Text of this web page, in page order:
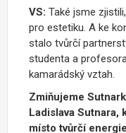
VS: Také jsme
pro estetiku. A ke
stalo tvůrčí
studenta a
kamarádský vztah.
Zmiňujeme
Ladislava Sutnara,
místo tvůrčí